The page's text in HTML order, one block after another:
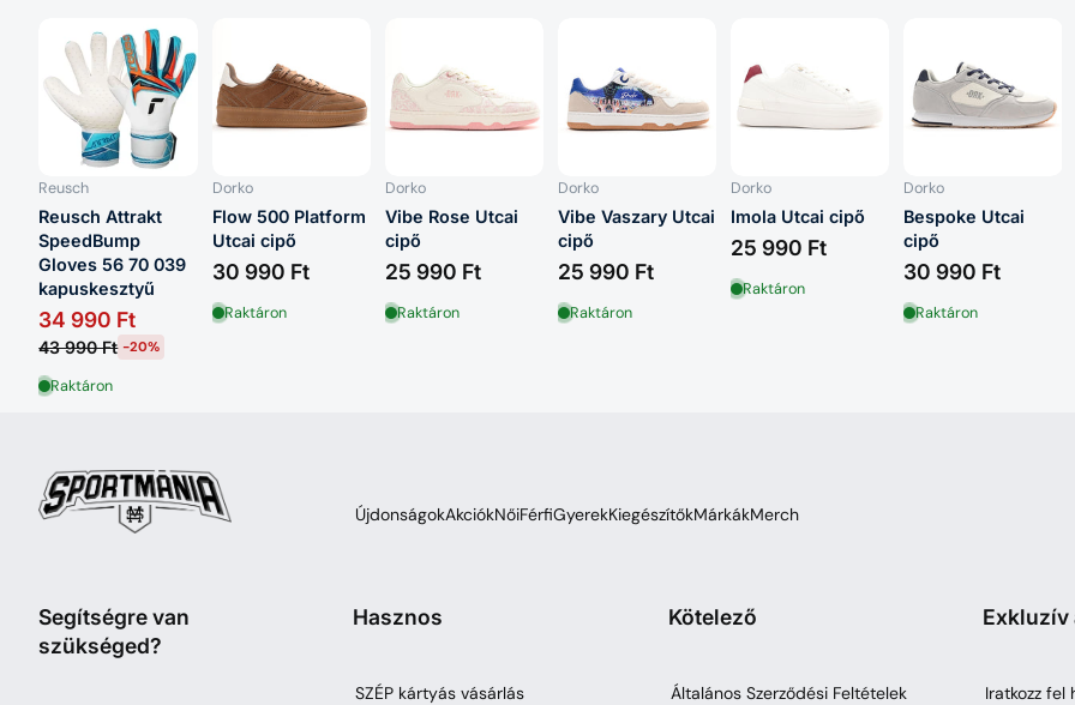
Reusch
Reusch Attrakt
SpeedBump
Gloves 56 70 039
kapuskesztyű
34 990 Ft
43 990 Ft -20%
Raktáron
Dorko
Flow 500 Platform
Utcai cipő
30 990 Ft
Raktáron
Dorko
Vibe Rose Utcai
cipő
25 990 Ft
Raktáron
Dorko
Vibe Vaszary Utcai
cipő
25 990 Ft
Raktáron
Dorko
Imola Utcai cipő
25 990 Ft
Raktáron
Dorko
Bespoke Utcai
cipő
30 990 Ft
Raktáron
ÚjdonságokAkciókNőiFérfiGyerekKiegészítőkMárkákMerch
Segítségre van
szükséged?
Hasznos
SZÉP kártyás vásárlás
Kötelező
Általános Szerződési Feltételek
Exkluzív
Iratkozz fel